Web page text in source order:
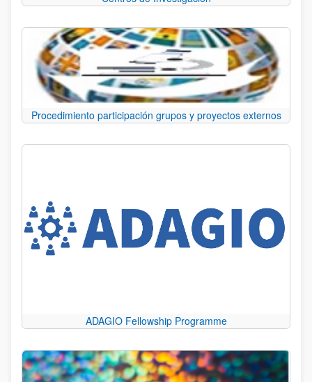
Procedimiento participación grupos y proyectos externos
ADAGIO Fellowship Programme